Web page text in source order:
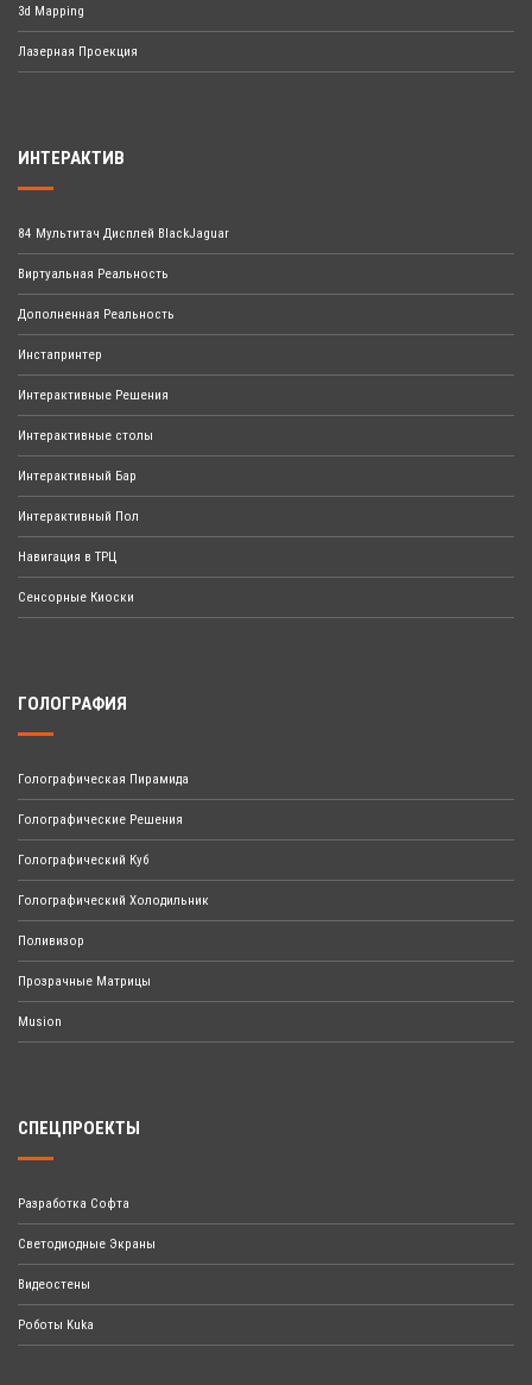
3d Mapping
Лазерная Проекция
ИНТЕРАКТИВ
84 Мультитач Дисплей BlackJaguar
Виртуальная Реальность
Дополненная Реальность
Инстапринтер
Интерактивные Решения
Интерактивные столы
Интерактивный Бар
Интерактивный Пол
Навигация в ТРЦ
Сенсорные Киоски
ГОЛОГРАФИЯ
Голографическая Пирамида
Голографические Решения
Голографический Куб
Голографический Холодильник
Поливизор
Прозрачные Матрицы
Musion
СПЕЦПРОЕКТЫ
Разработка Софта
Светодиодные Экраны
Видеостены
Роботы Kuka